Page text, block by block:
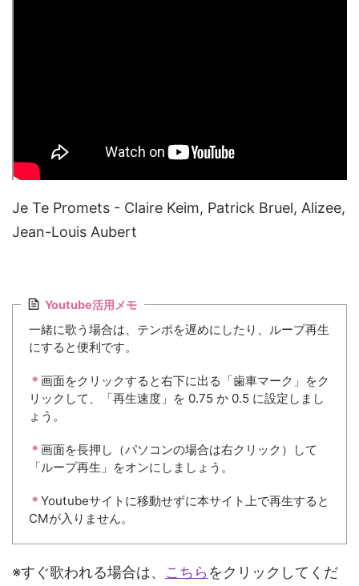
Je Te Promets - Claire Keim, Patrick Bruel, Alizee,
Jean-Louis Aubert
Youtube活用メモ
一緒に歌う場合は、テンポを遅めにしたり、ループ再生
にすると便利です。
＊ 画面をクリックすると右下に出る「歯車マーク」をク
リックして、「再生速度」を 0.75 か 0.5 に設定しまし
ょう。
＊ 画面を長押し（パソコンの場合は右クリック）して
「ループ再生」をオンにしましょう。
＊ Youtubeサイトに移動せずに本サイト上で再生すると
CMが入りません。
※すぐ歌われる場合は、 こちら をクリックしてくだ